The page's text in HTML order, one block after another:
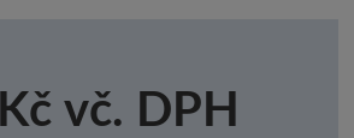
vč. DPH